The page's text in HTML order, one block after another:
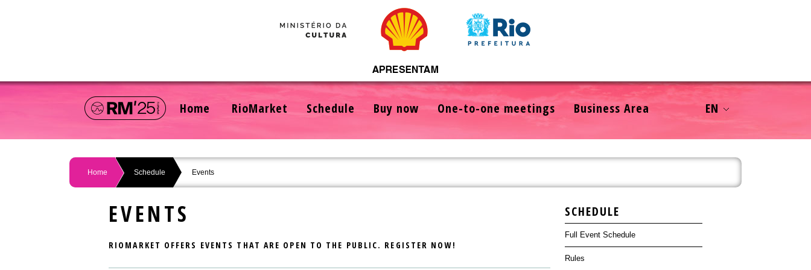
Home RioMarket Schedule Buy now One-to-one meetings Business Area EN
Home Schedule Events
EVENTS
RIOMARKET OFFERS EVENTS THAT ARE OPEN TO THE PUBLIC. REGISTER NOW!
SCHEDULE
Full Event Schedule
Rules